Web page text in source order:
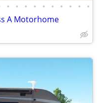
• • • • • • • • • •
A Motorhome